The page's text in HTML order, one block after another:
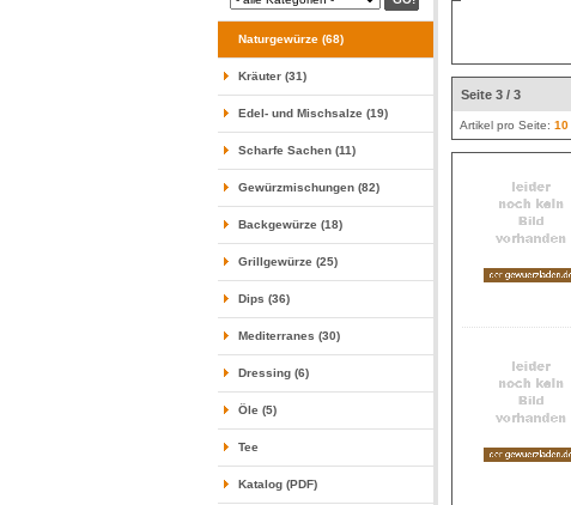
Naturgewürze (68)
Kräuter (31)
Edel- und Mischsalze (19)
Scharfe Sachen (11)
Gewürzmischungen (82)
Backgewürze (18)
Grillgewürze (25)
Dips (36)
Mediterranes (30)
Dressing (6)
Öle (5)
Tee
Katalog (PDF)
Seite 3 / 3
Artikel pro Seite: 10